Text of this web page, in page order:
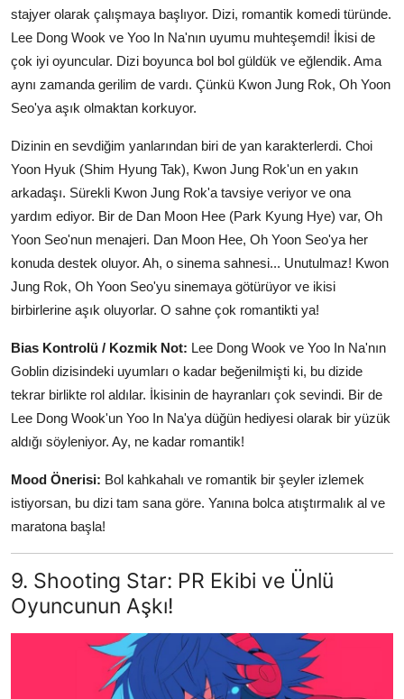
stajyer olarak çalışmaya başlıyor. Dizi, romantik komedi türünde.
Lee Dong Wook ve Yoo In Na'nın uyumu muhteşemdi! İkisi de
çok iyi oyuncular. Dizi boyunca bol bol güldük ve eğlendik. Ama
aynı zamanda gerilim de vardı. Çünkü Kwon Jung Rok, Oh Yoon
Seo'ya aşık olmaktan korkuyor.
Dizinin en sevdiğim yanlarından biri de yan karakterlerdi. Choi
Yoon Hyuk (Shim Hyung Tak), Kwon Jung Rok'un en yakın
arkadaşı. Sürekli Kwon Jung Rok'a tavsiye veriyor ve ona
yardım ediyor. Bir de Dan Moon Hee (Park Kyung Hye) var, Oh
Yoon Seo'nun menajeri. Dan Moon Hee, Oh Yoon Seo'ya her
konuda destek oluyor. Ah, o sinema sahnesi... Unutulmaz! Kwon
Jung Rok, Oh Yoon Seo'yu sinemaya götürüyor ve ikisi
birbirlerine aşık oluyorlar. O sahne çok romantikti ya!
Bias Kontrolü / Kozmik Not: Lee Dong Wook ve Yoo In Na'nın
Goblin dizisindeki uyumları o kadar beğenilmişti ki, bu dizide
tekrar birlikte rol aldılar. İkisinin de hayranları çok sevindi. Bir de
Lee Dong Wook'un Yoo In Na'ya düğün hediyesi olarak bir yüzük
aldığı söyleniyor. Ay, ne kadar romantik!
Mood Önerisi: Bol kahkahalı ve romantik bir şeyler izlemek
istiyorsan, bu dizi tam sana göre. Yanına bolca atıştırmalık al ve
maratona başla!
9. Shooting Star: PR Ekibi ve Ünlü
Oyuncunun Aşkı!